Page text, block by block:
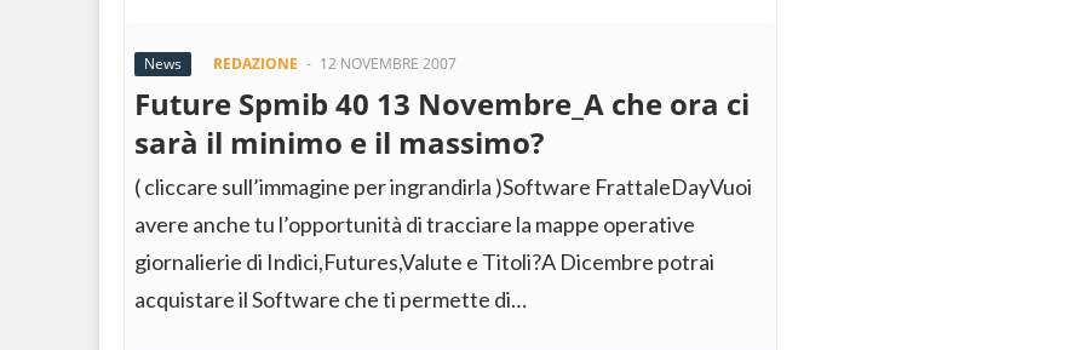
News REDAZIONE - 12 NOVEMBRE 2007
Future Spmib 40 13 Novembre_A che ora ci
sarà il minimo e il massimo?
( cliccare sull’immagine per ingrandirla )Software FrattaleDayVuoi
avere anche tu l’opportunità di tracciare la mappe operative
giornalierie di Indici,Futures,Valute e Titoli?A Dicembre potrai
acquistare il Software che ti permette di…